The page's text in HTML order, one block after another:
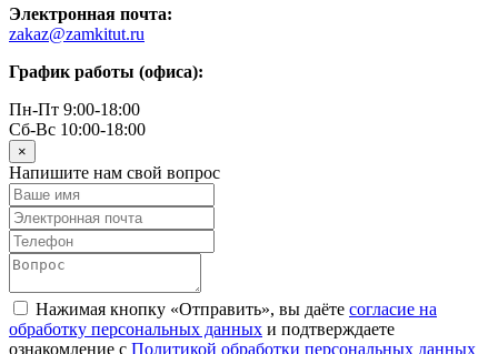
Электронная почта:
zakaz@zamkitut.ru
График работы (офиса):
Пн-Пт 9:00-18:00
Сб-Вс 10:00-18:00
×
Напишите нам свой вопрос
Нажимая кнопку «Отправить», вы даёте согласие на
обработку персональных данных и подтверждаете
ознакомление с Политикой обработки персональных данных